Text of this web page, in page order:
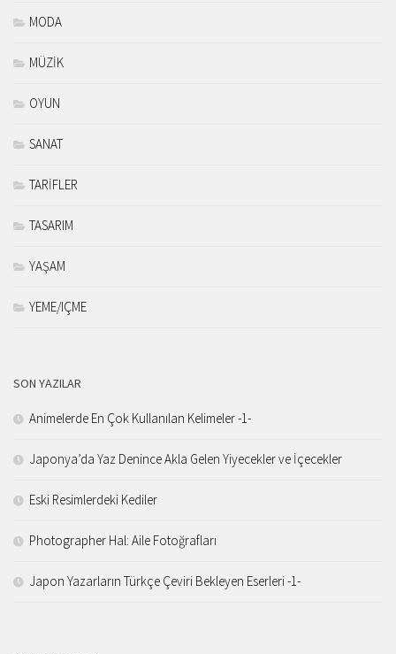
MODA
MÜZİK
OYUN
SANAT
TARİFLER
TASARIM
YAŞAM
YEME/IÇME
SON YAZILAR
Animelerde En Çok Kullanılan Kelimeler -1-
Japonya’da Yaz Denince Akla Gelen Yiyecekler ve İçecekler
Eski Resimlerdeki Kediler
Photographer Hal: Aile Fotoğrafları
Japon Yazarların Türkçe Çeviri Bekleyen Eserleri -1-